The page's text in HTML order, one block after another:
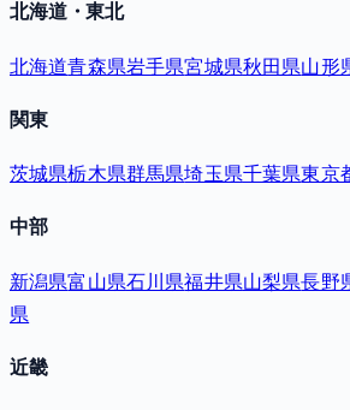
北海道・東北
北海道青森県岩手県宮城県秋田県山形
関東
茨城県栃木県群馬県埼玉県千葉県東京
中部
新潟県富山県石川県福井県山梨県長野
県
近畿